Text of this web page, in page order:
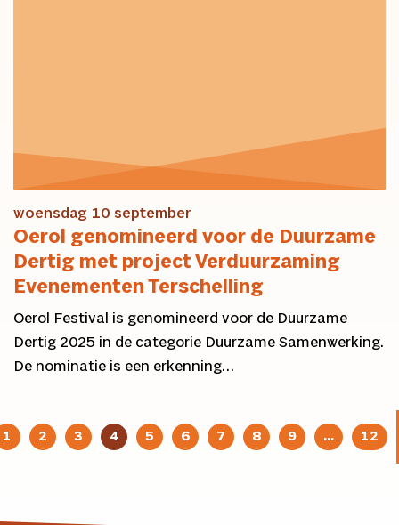
woensdag 10 september
Oerol genomineerd voor de Duurzame
Dertig met project Verduurzaming
Evenementen Terschelling
Oerol Festival is genomineerd voor de Duurzame
Dertig 2025 in de categorie Duurzame Samenwerking.
De nominatie is een erkenning…
1 2 3 4 5 6 7 8 9 … 12